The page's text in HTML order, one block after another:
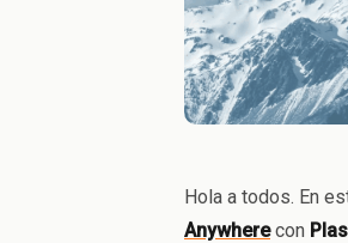
Hola a todos. En
Anywherecon